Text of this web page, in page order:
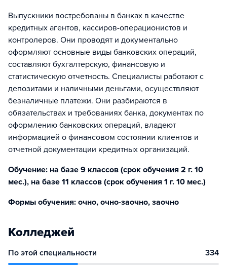
Выпускники востребованы в банках в качестве
кредитных агентов, кассиров-операционистов и
контролеров. Они проводят и документально
оформляют основные виды банковских операций,
составляют бухгалтерскую, финансовую и
статистическую отчетность. Специалисты работают с
депозитами и наличными деньгами, осуществляют
безналичные платежи. Они разбираются в
обязательствах и требованиях банка, документах по
оформлению банковских операций, владеют
информацией о финансовом состоянии клиентов и
отчетной документации кредитных организаций.
Обучение: на базе 9 классов (срок обучения 2 г. 10
мес.), на базе 11 классов (срок обучения 1 г. 10 мес.)
Формы обучения: очно, очно-заочно, заочно
Колледжей
По этой специальности 334